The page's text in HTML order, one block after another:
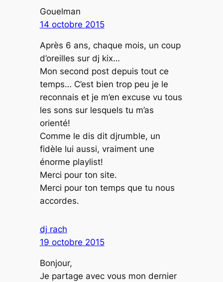
Gouelman
14 octobre 2015
Après 6 ans, chaque mois, un coup
d’oreilles sur dj kix…
Mon second post depuis tout ce
temps… C’est bien trop peu je le
reconnais et je m’en excuse vu tous
les sons sur lesquels tu m’as
orienté!
Comme le dis dit djrumble, un
fidèle lui aussi, vraiment une
énorme playlist!
Merci pour ton site.
Merci pour ton temps que tu nous
accordes.
dj rach
19 octobre 2015
Bonjour,
Je partage avec vous mon dernier